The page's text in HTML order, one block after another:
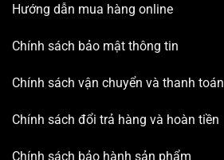
Hướng dẫn mua hàng online
Chính sách bảo mật thông tin
Chính sách vận chuyển và thanh toán
Chính sách đổi trả hàng và hoàn tiền
Chính sách bảo hành sản phẩm